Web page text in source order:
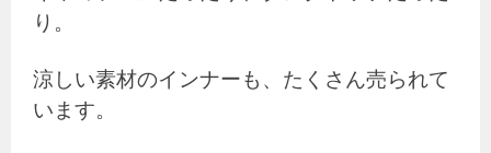
り。
涼しい素材のインナーも、たくさん売られて
います。